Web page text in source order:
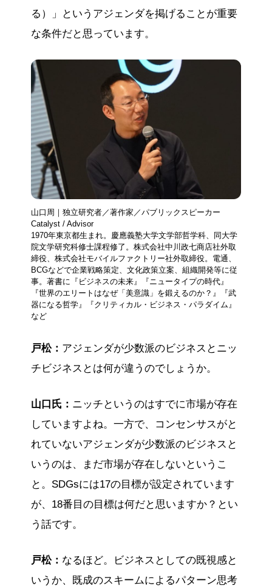
る）」というアジェンダを掲げることが重要
な条件だと思っています。
山口周｜独立研究者／著作家／パブリックスピーカー
Catalyst / Advisor
1970年東京都生まれ。慶應義塾大学文学部哲学科、同大学
院文学研究科修士課程修了。株式会社中川政七商店社外取
締役、株式会社モバイルファクトリー社外取締役。電通、
BCGなどで企業戦略策定、文化政策立案、組織開発等に従
事。著書に『ビジネスの未来』『ニュータイプの時代』
『世界のエリートはなぜ「美意識」を鍛えるのか？』『武
器になる哲学』『クリティカル・ビジネス・パラダイム』
など
戸松： アジェンダが少数派のビジネスとニッ
チビジネスとは何が違うのでしょうか。
山口氏： ニッチというのはすでに市場が存在
していますよね。一方で、コンセンサスがと
れていないアジェンダが少数派のビジネスと
いうのは、まだ市場が存在しないというこ
と。SDGsには17の目標が設定されています
が、18番目の目標は何だと思いますか？とい
う話です。
戸松： なるほど。ビジネスとしての既視感と
いうか、既成のスキームによるパターン思考